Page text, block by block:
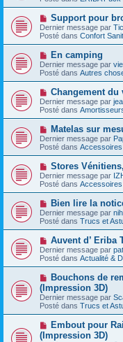
g
e
e
s
s
a
g
e
v
e
a
u
m
e
s
a
g
e
N
o
u
v
e
a
u
m
e
s
s
a
g
e
Support pour
Dernier message par
Posté dans Confort
N
o
u
v
a
u
m
e
s
a
g
e
En camping
Dernier message par
Posté dans Autres
N
o
u
v
e
a
u
m
e
s
s
a
g
e
Changement du
Dernier message par
Posté dans
N
o
u
v
e
a
u
m
e
s
a
g
Matelas sur
Dernier message par
Posté dans Accessoires
N
o
u
v
e
a
u
m
e
s
s
a
g
e
Stores
Dernier message par
Posté dans Accessoires
N
o
u
v
a
u
m
e
s
a
g
e
Bien lire la
Dernier message par
Posté dans Trucs et
N
o
u
v
e
a
u
m
e
s
s
a
g
Auvent d’ Eriba
Dernier message par
Posté dans Actualité &
N
u
v
e
a
m
Bouchons de
(Impression 3D)
Dernier message par
Posté dans Trucs et
N
u
Embout pour
(Impression 3D)